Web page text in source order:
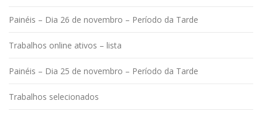
Painéis – Dia 26 de novembro – Período da Tarde
Trabalhos online ativos – lista
Painéis – Dia 25 de novembro – Período da Tarde
Trabalhos selecionados